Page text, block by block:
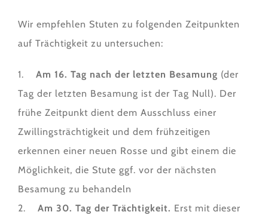
Wir empfehlen Stuten zu folgenden Zeitpunkten
auf Trächtigkeit zu untersuchen:
1. Am 16. Tag nach der letzten Besamung (der
Tag der letzten Besamung ist der Tag Null). Der
frühe Zeitpunkt dient dem Ausschluss einer
Zwillingsträchtigkeit und dem frühzeitigen
erkennen einer neuen Rosse und gibt einem die
Möglichkeit, die Stute ggf. vor der nächsten
Besamung zu behandeln
2. Am 30. Tag der Trächtigkeit. Erst mit dieser